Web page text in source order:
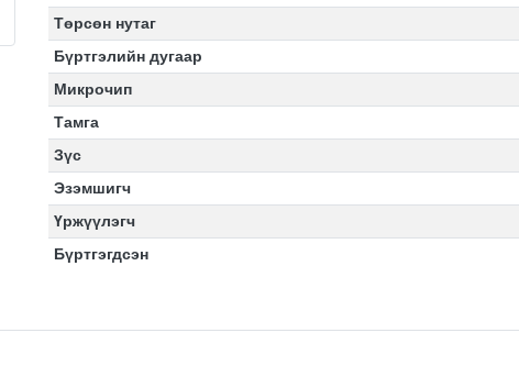
Төрсөн нутаг
Бүртгэлийн дугаар
Микрочип
Тамга
Зүс
Эзэмшигч
Үржүүлэгч
Бүртгэгдсэн